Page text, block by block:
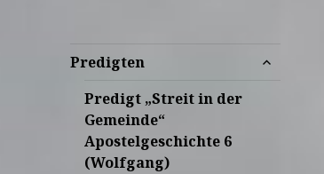
Predigten
untermenü
Predigt „Streit in der
Gemeinde“
Apostelgeschichte 6
(Wolfgang)